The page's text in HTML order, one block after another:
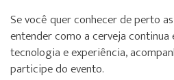
Se você quer conhecer de perto
entender como a cerveja continua
tecnologia e experiência,
participe do evento.